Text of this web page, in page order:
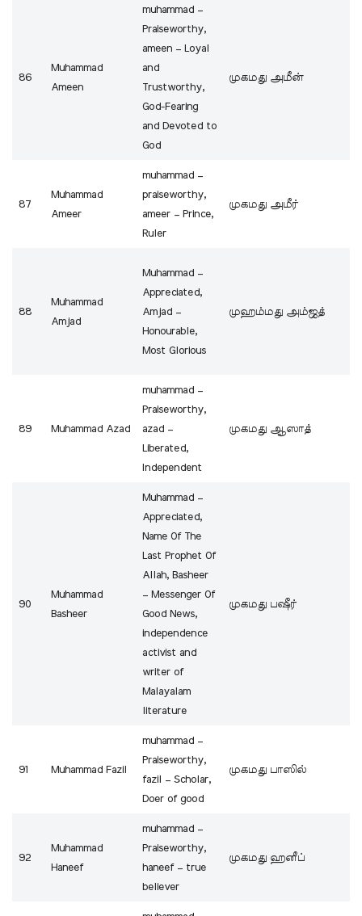
86
Muhammad
Ameen
muhammad –
Praiseworthy,
ameen – Loyal
and
Trustworthy,
God-Fearing
and Devoted to
God
முகமது அமீன்
87
Muhammad
Ameer
muhammad –
praiseworthy,
ameer – Prince,
Ruler
முகமது அமீர்
88
Muhammad
Amjad
Muhammad –
Appreciated,
Amjad –
Honourable,
Most Glorious
முஹம்மது அம்ஜத்
89 Muhammad Azad
muhammad –
Praiseworthy,
azad –
Liberated,
Independent
முகமது ஆஸாத்
90
Muhammad
Basheer
Muhammad –
Appreciated,
Name Of The
Last Prophet Of
Allah, Basheer
– Messenger Of
Good News,
independence
activist and
writer of
Malayalam
literature
முகமது பஷீர்
91 Muhammad Fazil
muhammad –
Praiseworthy,
fazil – Scholar,
Doer of good
முகமது பாஸில்
92
Muhammad
Haneef
muhammad –
Praiseworthy,
haneef – true
believer
முகமது ஹனீப்